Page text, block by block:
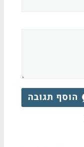
הוסף תגובה